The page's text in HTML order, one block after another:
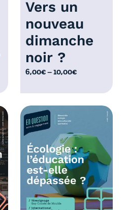
Vers un
nouveau
dimanche
noir ?
6,00€–10,00€
P
a
g
e
d
e
p
r
i